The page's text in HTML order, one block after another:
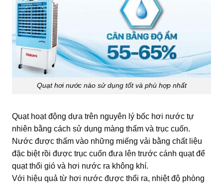
Quạt hơi nước nào sử dụng tốt và phù hợp nhất
Quạt hoạt động dựa trên nguyên lý bốc hơi nước tự
nhiên bằng cách sử dụng màng thấm và trục cuốn.
Nước được thấm vào những miếng vải bằng chất liệu
đặc biệt rồi được trục cuốn đưa lên trước cánh quạt để
quạt thổi gió và hơi nước ra không khí.
Với hiệu quả từ hơi nước được thổi ra, nhiệt độ phòng